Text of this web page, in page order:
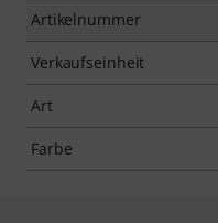
Artikelnummer
Verkaufseinheit
Art
Farbe